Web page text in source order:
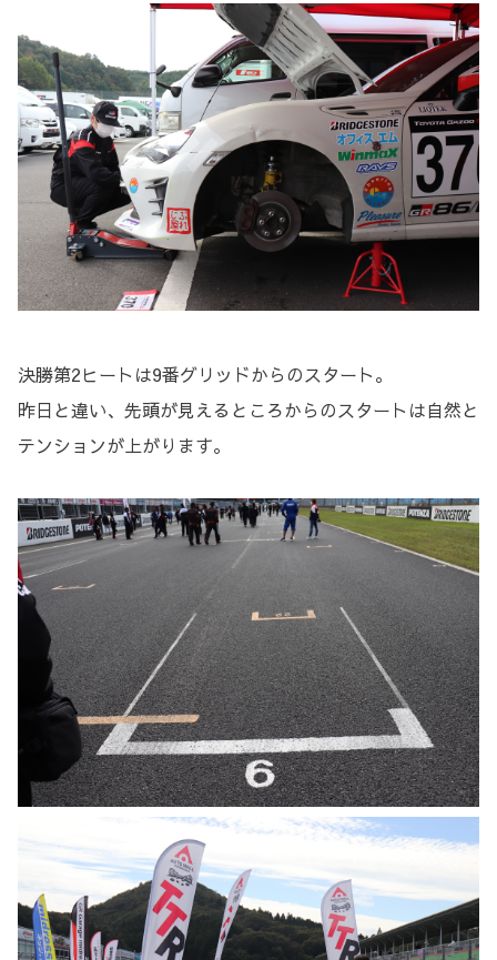
決勝第2ヒートは9番グリッドからのスタート。
昨日と違い、先頭が見えるところからのスタートは自然と
テンションが上がります。